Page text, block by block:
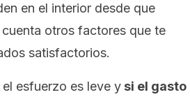
en el interior desde que
otros factores que te
satisfactorios.
esfuerzo es leve y si el gasto